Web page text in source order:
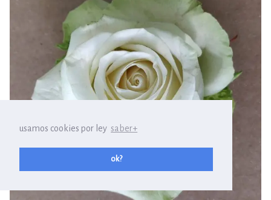
usamos cookies por ley saber+
ok?